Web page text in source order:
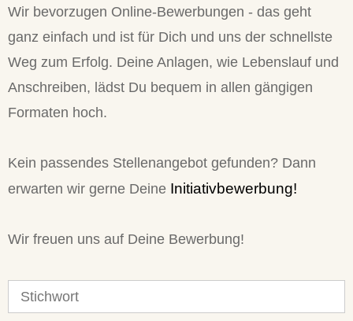
Wir bevorzugen Online-Bewerbungen - das geht
ganz einfach und ist für Dich und uns der schnellste
Weg zum Erfolg. Deine Anlagen, wie Lebenslauf und
Anschreiben, lädst Du bequem in allen gängigen
Formaten hoch.
Kein passendes Stellenangebot gefunden? Dann
erwarten wir gerne Deine Initiativbewerbung!
Wir freuen uns auf Deine Bewerbung!